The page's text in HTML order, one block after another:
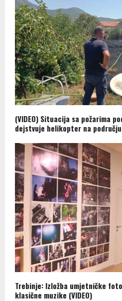
(VIDEO) Situacija sa požarima
dejstvuje helikopter na
Trebinje: Izložba umjetničke
klasične muzike (VIDEO)